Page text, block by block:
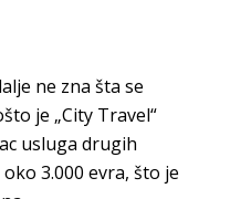
ne zna šta se
je „City Travel“
usluga drugih
3.000 evra, što je